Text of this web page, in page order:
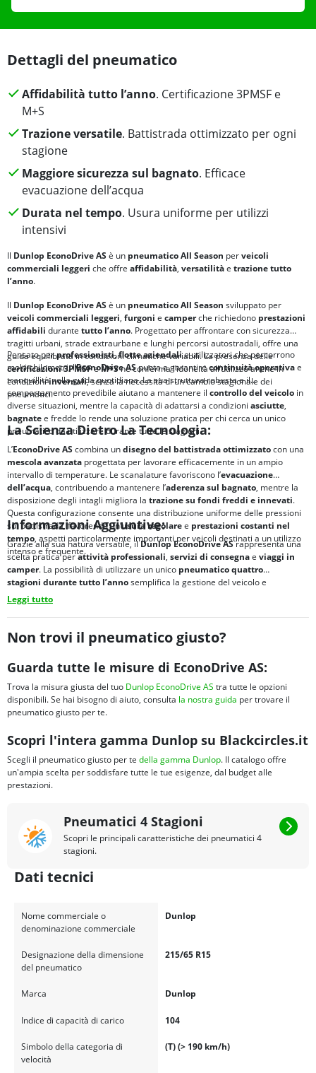
Dettagli del pneumatico
Affidabilità tutto l’anno. Certificazione 3PMSF e
M+S
Trazione versatile. Battistrada ottimizzato per ogni
stagione
Maggiore sicurezza sul bagnato. Efficace
evacuazione dell’acqua
Durata nel tempo. Usura uniforme per utilizzi
intensivi
Il Dunlop EconoDrive AS è un pneumatico All Season perveicoli
commerciali leggeri che offre affidabilità, versatilitàe trazione tutto
l’anno.
Il Dunlop EconoDrive AS è un pneumatico All Season sviluppato per
veicoli commerciali leggeri, furgoni e camperche richiedono prestazioni
affidabili durante tutto l’anno. Progettato per affrontare con sicurezza
tragitti urbani, strade extraurbane e lunghi percorsi autostradali, offre una
guida equilibrata in condizioni climatiche variabili. La presenza delle
certificazioni3PMSFeM+Sne conferma l’idoneità all’utilizzo anche in
condizioniinvernali, senza la necessità di un cambio stagionale dei
pneumatici.
Pensato perprofessionisti,flotte aziendalie utilizzatori che percorrono
molti chilometri, l’EconoDrive ASpunta a garantirecontinuità operativae
tranquillità nella guida quotidiana. La sua struttura robusta e il
comportamento prevedibile aiutano a mantenere il controllo del veicolo in
diverse situazioni, mentre la capacità di adattarsi a condizioni asciutte,
bagnatee fredde lo rende una soluzione pratica per chi cerca un unico
pneumatico da utilizzare durante tutte le stagioni.
La Scienza Dietro La Tecnologia:
L’EconoDrive AS combina undisegno del battistrada ottimizzatocon una
mescola avanzata progettata per lavorare efficacemente in un ampio
intervallo di temperature. Le scanalature favoriscono l’evacuazione
dell’acqua, contribuendo a mantenere l’aderenza sul bagnato, mentre la
disposizione degli intagli migliora la trazione su fondi freddi e innevati.
Questa configurazione consente una distribuzione uniforme delle pressioni
sul battistrada, favorendo un’usura regolaree prestazioni costanti nel
tempo, aspetti particolarmente importanti per veicoli destinati a un utilizzo
intenso e frequente.
Informazioni Aggiuntive:
Grazie alla sua natura versatile, ilDunlop EconoDrive ASrappresenta una
scelta pratica perattività professionali, servizi di consegnae viaggi in
camper. La possibilità di utilizzare un unico pneumatico quattro
stagioni durante tutto l’annosemplifica la gestione del veicolo e
garantisceaffidabilità
Leggi tutto
Non trovi il pneumatico giusto?
Guarda tutte le misure di EconoDrive AS:
Trova la misura giusta del tuo Dunlop EconoDrive AS tra tutte le opzioni
disponibili. Se hai bisogno di aiuto, consulta la nostra guida per trovare il
pneumatico giusto per te.
Scopri l'intera gamma Dunlop su Blackcircles.it
Scegli il pneumatico giusto per te della gamma Dunlop. Il catalogo offre
un'ampia scelta per soddisfare tutte le tue esigenze, dal budget alle
prestazioni.
Pneumatici 4 Stagioni
Scopri le principali caratteristiche dei pneumatici 4
stagioni.
Dati tecnici
Nome commerciale o
denominazione commerciale
Dunlop
Designazione della dimensione
del pneumatico
215/65 R15
Marca Dunlop
Indice di capacità di carico 104
Simbolo della categoria di
velocità
(T) (> 190 km/h)